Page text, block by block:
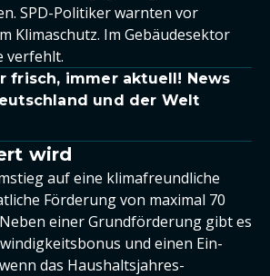
SPD-Politiker warnten vor
Klimaschutz. Im Gebäudesektor
verfehlt.
frisch, immer aktuell! News
und der Welt
wird
auf eine klimafreundliche
Förderung von maximal 70
einer Grundförderung gibt es
und einen Ein­
das Haushalts­jahres­